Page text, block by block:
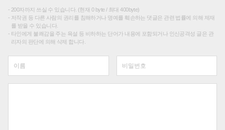
200자까지 쓰실 수 있습니다. (현재 0 byte / 최대 400byte)
저작권 등 다른 사람의 권리를 침해하거나 명예를 훼손하는 댓글은 관련 법률에 의해 제재
를 받을 수 있습니다.
타인에게 불쾌감을 주는 욕설 등 비하하는 단어가 내용에 포함되거나 인신공격성 글은 관
리자의 판단에 의해 삭제 합니다.